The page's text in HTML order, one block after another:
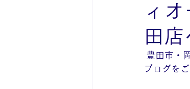
ィ
田
豊田市・
ブログを